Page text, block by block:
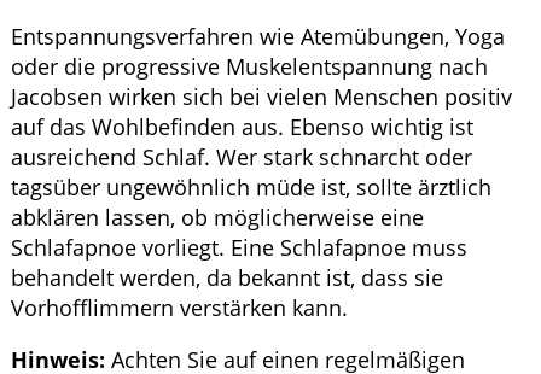
Entspannungsverfahren wie Atemübungen, Yoga
oder die progressive Muskelentspannung nach
Jacobsen wirken sich bei vielen Menschen positiv
auf das Wohlbefinden aus. Ebenso wichtig ist
ausreichend Schlaf. Wer stark schnarcht oder
tagsüber ungewöhnlich müde ist, sollte ärztlich
abklären lassen, ob möglicherweise eine
Schlafapnoe vorliegt. Eine Schlafapnoe muss
behandelt werden, da bekannt ist, dass sie
Vorhofflimmern verstärken kann.
Hinweis: Achten Sie auf einen regelmäßigen